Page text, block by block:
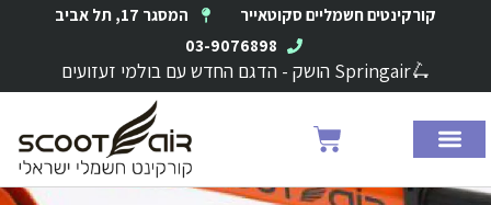
קורקינטים חשמליים סקוטאייר
המסגר 17, תל אביב
03-9076898
🛴Springair הושק - הדגם החדש עם בולמי זעזועים
עגלת